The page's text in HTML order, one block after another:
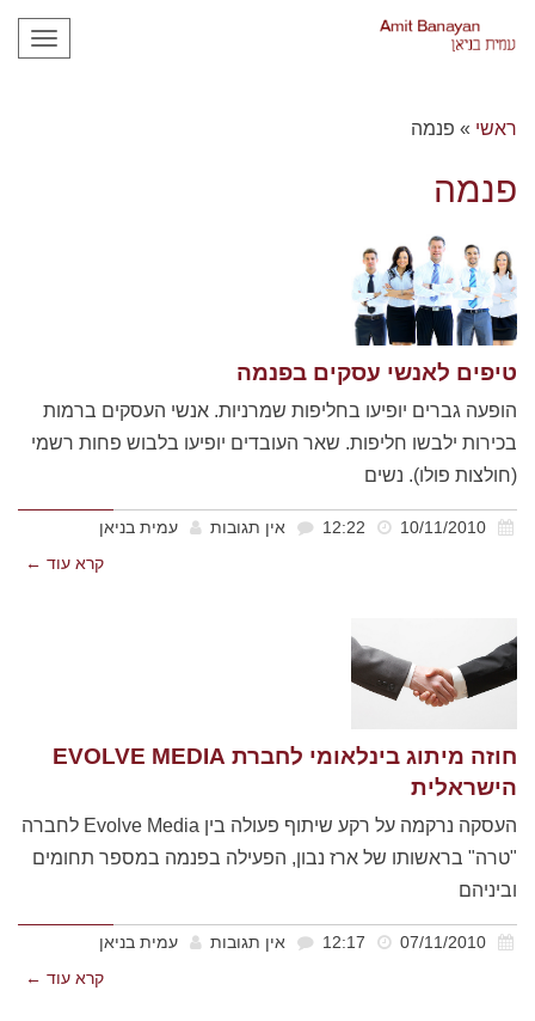
ראשי » פנמה
פנמה
טיפים לאנשי עסקים בפנמה
הופעה גברים יופיעו בחליפות שמרניות. אנשי העסקים ברמות
בכירות ילבשו חליפות. שאר העובדים יופיעו בלבוש פחות רשמי
(חולצות פולו). נשים
אין תגובות
עמית בניאן
קרא עוד ←
חוזה מיתוג בינלאומי לחברת EVOLVE MEDIA
הישראלית
העסקה נרקמה על רקע שיתוף פעולה בין Evolve Media לחברה
"טרה" בראשותו של ארז נבון, הפעילה בפנמה במספר תחומים
וביניהם
אין תגובות
עמית בניאן
קרא עוד ←